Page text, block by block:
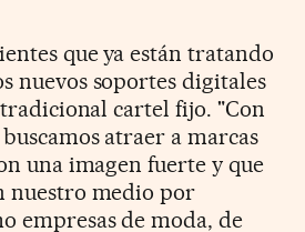
que ya están tratando
nuevos soportes digitales
cartel fijo. "Con
atraer a marcas
una imagen fuerte y que
nuestro medio por
empresas de moda, de